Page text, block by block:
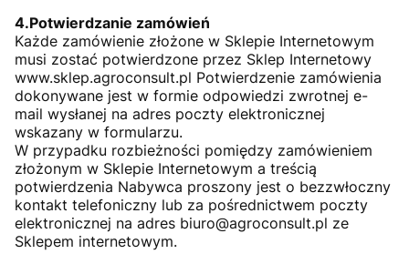
4.Potwierdzanie zamówień
Każde zamówienie złożone w Sklepie Internetowym
musi zostać potwierdzone przez Sklep Internetowy
www.sklep.agroconsult.pl Potwierdzenie zamówienia
dokonywane jest w formie odpowiedzi zwrotnej e-
mail wysłanej na adres poczty elektronicznej
wskazany w formularzu.
W przypadku rozbieżności pomiędzy zamówieniem
złożonym w Sklepie Internetowym a treścią
potwierdzenia Nabywca proszony jest o bezzwłoczny
kontakt telefoniczny lub za pośrednictwem poczty
elektronicznej na adres biuro@agroconsult.pl ze
Sklepem internetowym.